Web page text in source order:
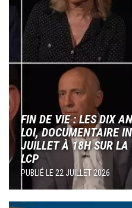
FIN DE VIE : LES DIX
LOI, DOCUMENTAIRE
JUILLET À 18H SUR LA
LCP
PUBLIÉ LE 22 JUILLET 2026